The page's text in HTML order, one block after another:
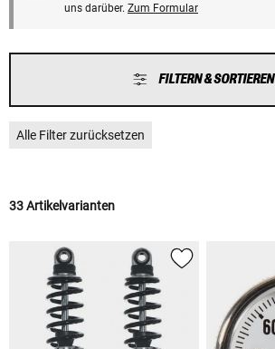
uns darüber. Zum Formular
FILTERN & SORTIEREN
Alle Filter zurücksetzen
33 Artikelvarianten